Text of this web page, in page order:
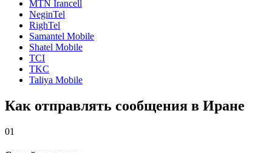
MTN Irancell
NeginTel
RighTel
Samantel Mobile
Shatel Mobile
TCI
TKC
Taliya Mobile
Как отправлять сообщения в Иране
01